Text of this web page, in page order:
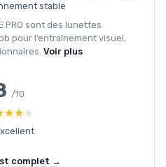
stable
PRO sont des lunettes
pour l’entraînement visuel,
Voir plus
/10
complet →